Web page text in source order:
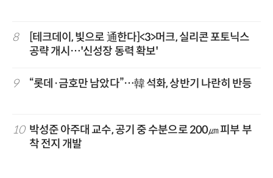
8
[테크데이, 빛으로 通한다]<3>머크, 실리콘 포토닉스
공략 개시…'신성장 동력 확보'
9 “롯데·금호만 남았다”…韓 석화, 상반기 나란히 반등
10 박성준 아주대 교수, 공기 중 수분으로 200㎛ 피부 부
착 전지 개발